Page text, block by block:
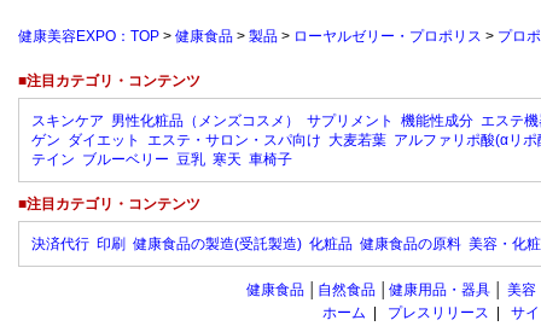
健康美容EXPO：TOP > 健康食品 > 製品 > ローヤルゼリー・プロポリス > プロ
■注目カテゴリ・コンテンツ
スキンケア 男性化粧品（メンズコスメ） サプリメント 機能性成分 エステ
ゲン ダイエット エステ・サロン・スパ向け 大麦若葉 アルファリポ酸(αリポ
テイン ブルーベリー 豆乳 寒天 車椅子
■注目カテゴリ・コンテンツ
決済代行 印刷 健康食品の製造(受託製造) 化粧品 健康食品の原料 美容・化
健康食品 自然食品 健康用品・器具 美容
ホーム
プレスリリース
サ